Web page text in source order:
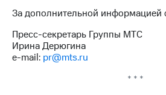
Реквизиты
развитие
деловая этика
На главную
За дополнительной информацией
Пресс-секретарь Группы МТС
Ирина Дерюгина
e-mail: pr@mts.ru
* * *